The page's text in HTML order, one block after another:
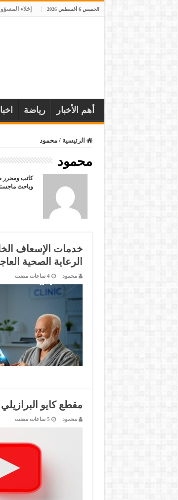
الخميس 6 أغسطس 2026 إخلاء
أهم الأخبار رياضة
الرئيسية / محمود
محمود
كاتب ومحرر
وباحث
خدمات الإسعاف
الرعاية الصحية
محمود ‏4 ساعات مضت
مقطع كايو البرازيلي
محمود